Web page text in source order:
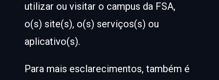
utilizar ou visitar o campus da FSA,
o(s) site(s), o(s) serviços(s) ou
aplicativo(s).
Para mais esclarecimentos, também é